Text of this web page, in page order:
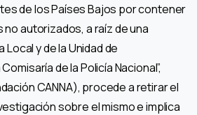
de los Países Bajos por contener
autorizados, a raíz de una
y de la Unidad de
de la Policía Nacional”,
CANNA), procede a retirar el
sobre el mismo e implica